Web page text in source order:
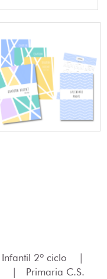
Infantil 2º ciclo
|
|
Primaria C.S.